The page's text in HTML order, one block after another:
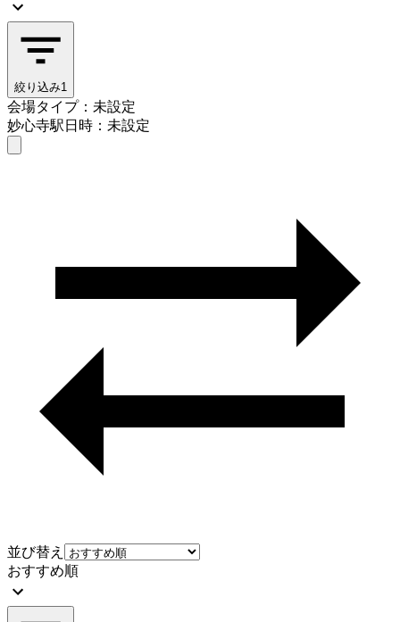
絞り込み1
会場タイプ：未設定
妙心寺駅日時：未設定
並び替え
おすすめ順